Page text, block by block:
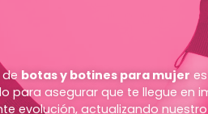
botas y botines para mujer
para asegurar que te llegue en
evolución, actualizando